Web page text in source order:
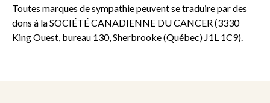
Toutes marques de sympathie peuvent se traduire par des
dons à la SOCIÉTÉ CANADIENNE DU CANCER (3330
King Ouest, bureau 130, Sherbrooke (Québec) J1L 1C9).